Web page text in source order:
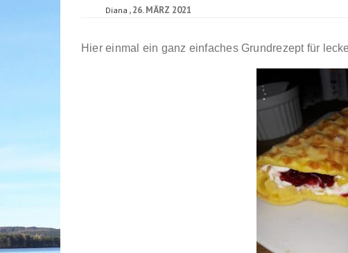
Diana 26. MÄRZ 2021
Hier einmal ein ganz einfaches Grundrezept für